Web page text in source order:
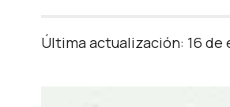
Última actualización: 16 de